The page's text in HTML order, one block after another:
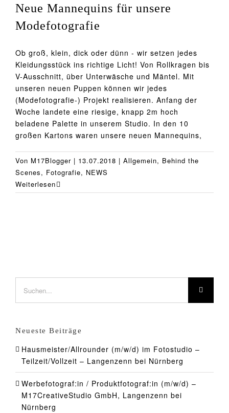
Neue Mannequins für unsere
Modefotografie
Ob groß, klein, dick oder dünn - wir setzen jedes
Kleidungsstück ins richtige Licht! Von Rollkragen bis
V-Ausschnitt, über Unterwäsche und Mäntel. Mit
unseren neuen Puppen können wir jedes
(Modefotografie-) Projekt realisieren. Anfang der
Woche landete eine riesige, knapp 2m hoch
beladene Palette in unserem Studio. In den 10
großen Kartons waren unsere neuen Mannequins,
Von M17Blogger | 13.07.2018 | Allgemein, Behind the
Scenes, Fotografie, NEWS
Weiterlesen
nach:
Neueste Beiträge
Hausmeister/Allrounder (m/w/d) im Fotostudio –
Teilzeit/Vollzeit – Langenzenn bei Nürnberg
Werbefotograf:in / Produktfotograf:in (m/w/d) –
M17CreativeStudio GmbH, Langenzenn bei
Nürnberg